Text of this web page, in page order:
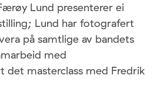
Lund presenterer ei
Lund har fotografert
på samtlige av bandets
med
det masterclass med Fredrik